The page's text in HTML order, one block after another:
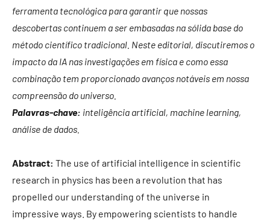
ferramenta tecnológica para garantir que nossas
descobertas continuem a ser embasadas na sólida base do
método científico tradicional. Neste editorial, discutiremos o
impacto da IA nas investigações em física e como essa
combinação tem proporcionado avanços notáveis em nossa
compreensão do universo.
Palavras-chave: inteligência artificial, machine learning,
análise de dados.
Abstract: The use of artificial intelligence in scientific
research in physics has been a revolution that has
propelled our understanding of the universe in
impressive ways. By empowering scientists to handle